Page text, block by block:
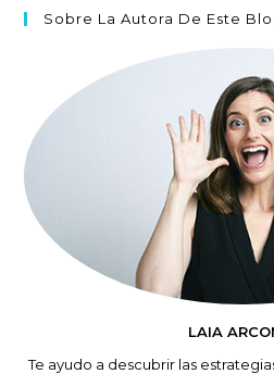
Sobre La Autora De Este
LAIA
Te ayudo a descubrir las